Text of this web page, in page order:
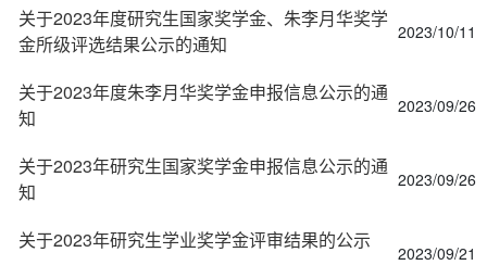
关于2023年度研究生国家奖学金、朱李月华奖学
金所级评选结果公示的通知
2023/10/11
关于2023年度朱李月华奖学金申报信息公示的通
知
2023/09/26
关于2023年研究生国家奖学金申报信息公示的通
知
2023/09/26
关于2023年研究生学业奖学金评审结果的公示
2023/09/21